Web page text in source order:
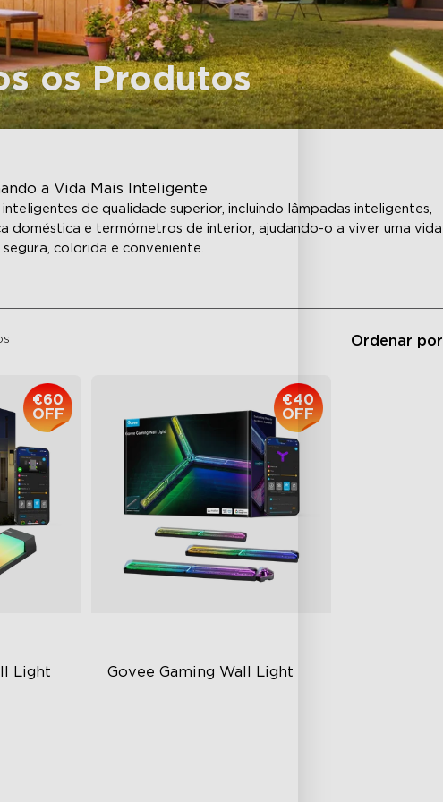
os Produtos
a Vida Mais Inteligente
de qualidade superior, incluindo lâmpadas inteligentes,
doméstica e termómetros de interior, ajudando-o a viver uma vida
segura, colorida e conveniente.
Ordenar por
Light
€60
OFF
Govee Gaming Wall Light
€40
OFF